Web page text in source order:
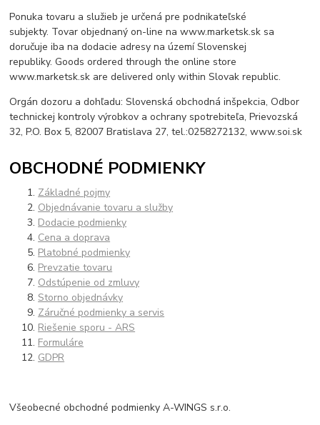
Ponuka tovaru a služieb je určená pre podnikateľské
subjekty. Tovar objednaný on-line na www.marketsk.sk sa
doručuje iba na dodacie adresy na území Slovenskej
republiky. Goods ordered through the online store
www.marketsk.sk are delivered only within Slovak republic.
Orgán dozoru a dohľadu: Slovenská obchodná inšpekcia, Odbor
technickej kontroly výrobkov a ochrany spotrebiteľa, Prievozská
32, P.O. Box 5, 82007 Bratislava 27, tel.:0258272132, www.soi.sk
OBCHODNÉ PODMIENKY
Základné pojmy
Objednávanie tovaru a služby
Dodacie podmienky
Cena a doprava
Platobné podmienky
Prevzatie tovaru
Odstúpenie od zmluvy
Storno objednávky
Záručné podmienky a servis
Riešenie sporu - ARS
Formuláre
GDPR
Všeobecné obchodné podmienky A-WINGS s.r.o.